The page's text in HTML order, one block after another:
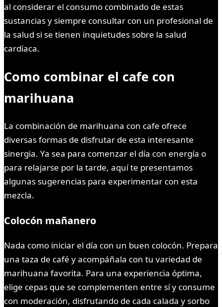
al considerar el consumo combinado de estas
sustancias y siempre consultar con un profesional de
la salud si se tienen inquietudes sobre la salud
cardíaca.
Como combinar el cafe con
marihuana
La combinación de marihuana con cafe ofrece
diversas formas de disfrutar de esta interesante
sinergia. Ya sea para comenzar el día con energía o
para relajarse por la tarde, aquí te presentamos
algunas sugerencias para experimentar con esta
mezcla.
Colocón mañanero
Nada como iniciar el día con un buen colocón. Prepara
una taza de café y acompáñala con tu variedad de
marihuana favorita. Para una experiencia óptima,
elige cepas que se complementen entre sí y consume
con moderación, disfrutando de cada calada y sorbo